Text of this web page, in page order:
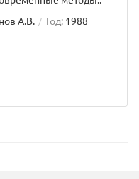
А.В. Год: 1988